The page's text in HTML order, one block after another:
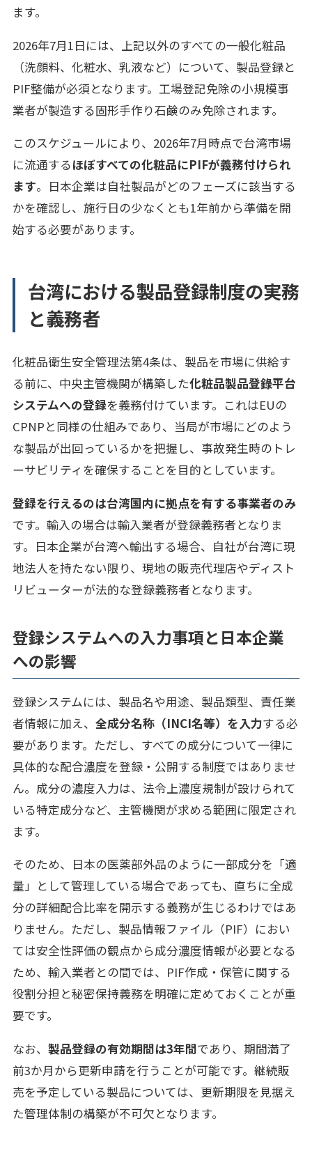
ます。
2026年7月1日には、上記以外のすべての一般化粧品
（洗顔料、化粧水、乳液など）について、製品登録と
PIF整備が必須となります。工場登記免除の小規模事
業者が製造する固形手作り石鹸のみ免除されます。
このスケジュールにより、2026年7月時点で台湾市場
に流通するほぼすべての化粧品にPIFが義務付けられ
ます。日本企業は自社製品がどのフェーズに該当する
かを確認し、施行日の少なくとも1年前から準備を開
始する必要があります。
台湾における製品登録制度の実務
と義務者
化粧品衛生安全管理法第4条は、製品を市場に供給す
る前に、中央主管機関が構築した化粧品製品登錄平台
システムへの登録を義務付けています。これはEUの
CPNPと同様の仕組みであり、当局が市場にどのよう
な製品が出回っているかを把握し、事故発生時のトレ
ーサビリティを確保することを目的としています。
登録を行えるのは台湾国内に拠点を有する事業者のみ
です。輸入の場合は輸入業者が登録義務者となりま
す。日本企業が台湾へ輸出する場合、自社が台湾に現
地法人を持たない限り、現地の販売代理店やディスト
リビューターが法的な登録義務者となります。
登録システムへの入力事項と日本企業
への影響
登録システムには、製品名や用途、製品類型、責任業
者情報に加え、 全成分名称（INCI名等）を入力する必
要があります。ただし、すべての成分について一律に
具体的な配合濃度を登録・公開する制度ではありませ
ん。成分の濃度入力は、法令上濃度規制が設けられて
いる特定成分など、主管機関が求める範囲に限定され
ます。
そのため、日本の医薬部外品のように一部成分を「適
量」として管理している場合であっても、直ちに全成
分の詳細配合比率を開示する義務が生じるわけではあ
りません。ただし、製品情報ファイル（PIF）におい
ては安全性評価の観点から成分濃度情報が必要となる
ため、輸入業者との間では、PIF作成・保管に関する
役割分担と秘密保持義務を明確に定めておくことが重
要です。
なお、 製品登録の有効期間は3年間であり、期間満了
前3か月から更新申請を行うことが可能です。継続販
売を予定している製品については、更新期限を見据え
た管理体制の構築が不可欠となります。